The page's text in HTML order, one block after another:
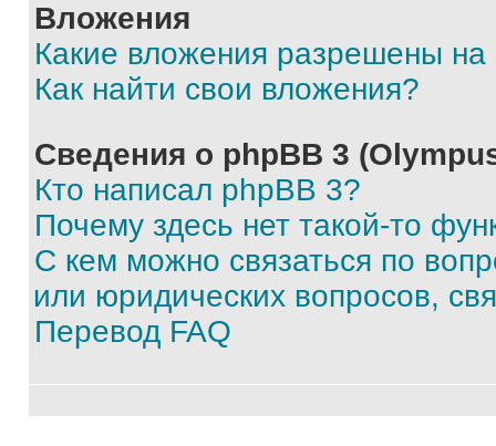
Вложения
Какие вложения разрешены
Как найти свои вложения?
Сведения о phpBB 3
Кто написал phpBB 3?
Почему здесь нет такой-то
С кем можно связаться по
или юридических вопросов,
Перевод FAQ